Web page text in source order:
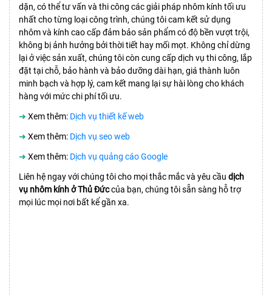
dặn, có thể tư vấn và thi công các giải pháp nhôm kính tối ưu
nhất cho từng loại công trình, chúng tôi cam kết sử dụng
nhôm và kính cao cấp đảm bảo sản phẩm có độ bền vượt trội,
không bị ảnh hưởng bởi thời tiết hay mối mọt. Không chỉ dừng
lại ở việc sản xuất, chúng tôi còn cung cấp dịch vụ thi công, lắp
đặt tại chỗ, bảo hành và bảo dưỡng dài hạn, giá thành luôn
minh bạch và hợp lý, cam kết mang lại sự hài lòng cho khách
hàng với mức chi phí tối ưu.
➜ Xem thêm: Dịch vụ thiết kế web
➜ Xem thêm: Dịch vụ seo web
➜ Xem thêm: Dịch vụ quảng cáo Google
Liên hệ ngay với chúng tôi cho mọi thắc mắc và yêu cầu dịch
vụ nhôm kính ở Thủ Đứccủa bạn, chúng tôi sẵn sàng hỗ trợ
mọi lúc mọi nơi bất kể gần xa.